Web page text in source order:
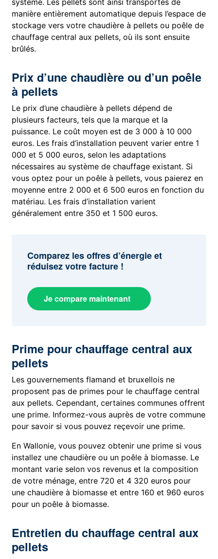
système. Les pellets sont ainsi transportés de
manière entièrement automatique depuis l’espace de
stockage vers votre chaudière à pellets ou poêle de
chauffage central aux pellets, où ils sont ensuite
brûlés.
Prix d’une chaudière ou d’un poêle
à pellets
Le prix d’une chaudière à pellets dépend de
plusieurs facteurs, tels que la marque et la
puissance. Le coût moyen est de 3 000 à 10 000
euros. Les frais d’installation peuvent varier entre 1
000 et 5 000 euros, selon les adaptations
nécessaires au système de chauffage existant. Si
vous optez pour un poêle à pellets, vous paierez en
moyenne entre 2 000 et 6 500 euros en fonction du
matériau. Les frais d’installation varient
généralement entre 350 et 1 500 euros.
Comparez les offres d’énergie et
réduisez votre facture !
Je compare maintenant
Prime pour chauffage central aux
pellets
Les gouvernements flamand et bruxellois ne
proposent pas de primes pour le chauffage central
aux pellets. Cependant, certaines communes offrent
une prime. Informez-vous auprès de votre commune
pour savoir si vous pouvez reçevoir une prime.
En Wallonie, vous pouvez obtenir une prime si vous
installez une chaudière ou un poêle à biomasse. Le
montant varie selon vos revenus et la composition
de votre ménage, entre 720 et 4 320 euros pour
une chaudière à biomasse et entre 160 et 960 euros
pour un poêle à biomasse.
Entretien du chauffage central aux
pellets